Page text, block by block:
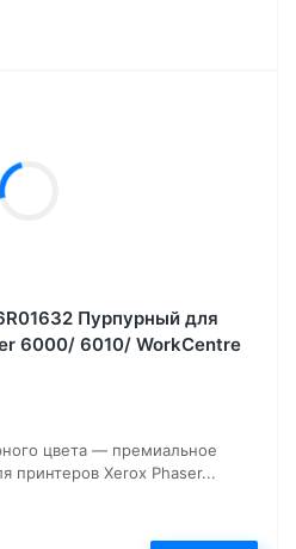
Пурпурный для
6000/ 6010/ WorkCentre
цвета — премиальное
принтеров Xerox Phaser...